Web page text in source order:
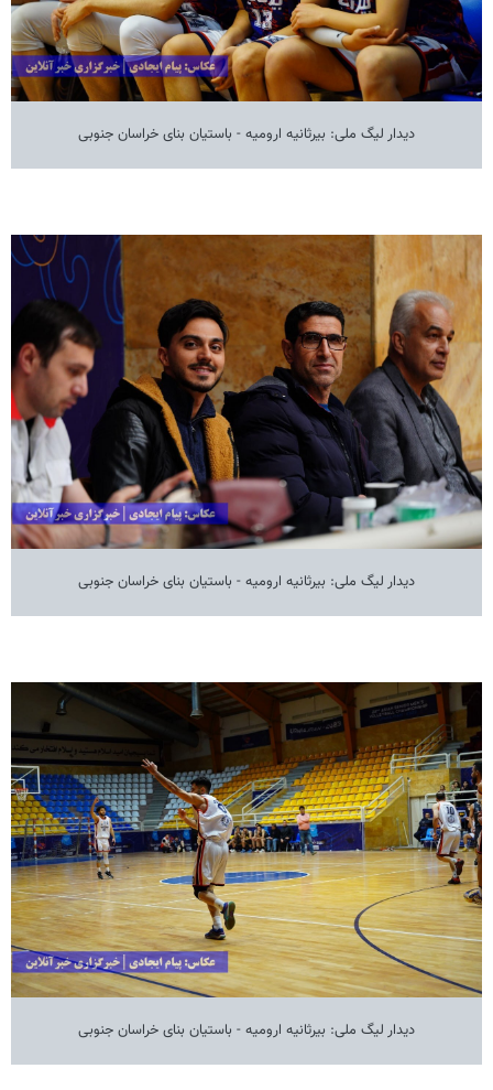
دیدار لیگ ملی: بیرثانیه ارومیه - باستیان بنای خراسان جنوبی
دیدار لیگ ملی: بیرثانیه ارومیه - باستیان بنای خراسان جنوبی
دیدار لیگ ملی: بیرثانیه ارومیه - باستیان بنای خراسان جنوبی